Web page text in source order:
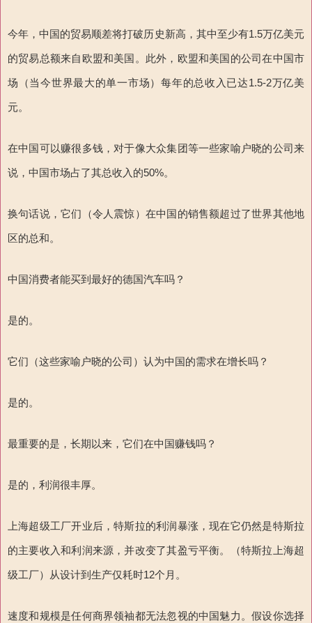
今年，中国的贸易顺差将打破历史新高，其中至少有1.5万亿美元
的贸易总额来自欧盟和美国。此外，欧盟和美国的公司在中国市
场（当今世界最大的单一市场）每年的总收入已达1.5-2万亿美
元。
在中国可以赚很多钱，对于像大众集团等一些家喻户晓的公司来
说，中国市场占了其总收入的50%。
换句话说，它们（令人震惊）在中国的销售额超过了世界其他地
区的总和。
中国消费者能买到最好的德国汽车吗？
是的。
它们（这些家喻户晓的公司）认为中国的需求在增长吗？
是的。
最重要的是，长期以来，它们在中国赚钱吗？
是的，利润很丰厚。
上海超级工厂开业后，特斯拉的利润暴涨，现在它仍然是特斯拉
的主要收入和利润来源，并改变了其盈亏平衡。（特斯拉上海超
级工厂）从设计到生产仅耗时12个月。
速度和规模是任何商界领袖都无法忽视的中国魅力。假设你选择